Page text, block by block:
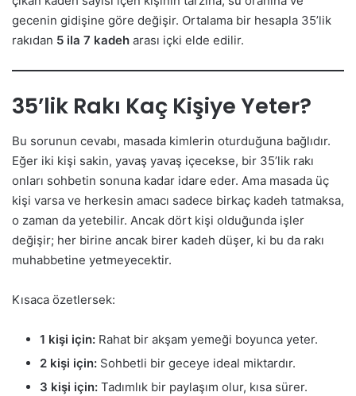
gecenin gidişine göre değişir. Ortalama bir hesapla 35’lik
rakıdan 5 ila 7 kadeh arası içki elde edilir.
35’lik Rakı Kaç Kişiye Yeter?
Bu sorunun cevabı, masada kimlerin oturduğuna bağlıdır.
Eğer iki kişi sakin, yavaş yavaş içecekse, bir 35’lik rakı
onları sohbetin sonuna kadar idare eder. Ama masada üç
kişi varsa ve herkesin amacı sadece birkaç kadeh tatmaksa,
o zaman da yetebilir. Ancak dört kişi olduğunda işler
değişir; her birine ancak birer kadeh düşer, ki bu da rakı
muhabbetine yetmeyecektir.
Kısaca özetlersek:
1 kişi için: Rahat bir akşam yemeği boyunca yeter.
2 kişi için: Sohbetli bir geceye ideal miktardır.
3 kişi için: Tadımlık bir paylaşım olur, kısa sürer.